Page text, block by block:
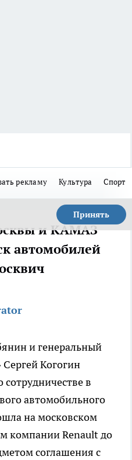
рекламу Культура Спорт
Принять
и КАМАЗ
автомобилей
и генеральный
Когогин
в
автомобильного
на московском
компании Renault до
соглашения с